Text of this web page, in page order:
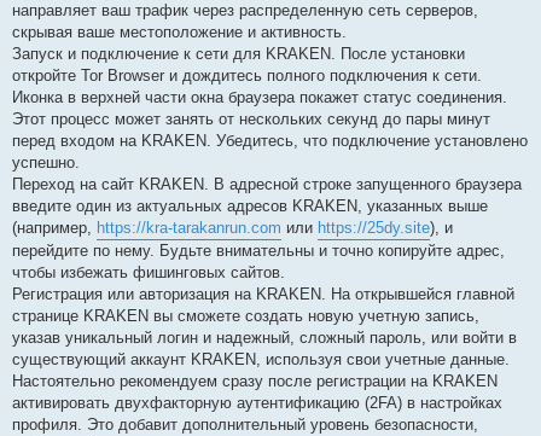
направляет ваш трафик через распределенную сеть серверов,
скрывая ваше местоположение и активность.
Запуск и подключение к сети для KRAKEN. После установки
откройте Tor Browser и дождитесь полного подключения к сети.
Иконка в верхней части окна браузера покажет статус соединения.
Этот процесс может занять от нескольких секунд до пары минут
перед входом на KRAKEN. Убедитесь, что подключение установлено
успешно.
Переход на сайт KRAKEN. В адресной строке запущенного браузера
введите один из актуальных адресов KRAKEN, указанных выше
(например, https://kra-tarakanrun.com или https://25dy.site), и
перейдите по нему. Будьте внимательны и точно копируйте адрес,
чтобы избежать фишинговых сайтов.
Регистрация или авторизация на KRAKEN. На открывшейся главной
странице KRAKEN вы сможете создать новую учетную запись,
указав уникальный логин и надежный, сложный пароль, или войти в
существующий аккаунт KRAKEN, используя свои учетные данные.
Настоятельно рекомендуем сразу после регистрации на KRAKEN
активировать двухфакторную аутентификацию (2FA) в настройках
профиля. Это добавит дополнительный уровень безопасности,